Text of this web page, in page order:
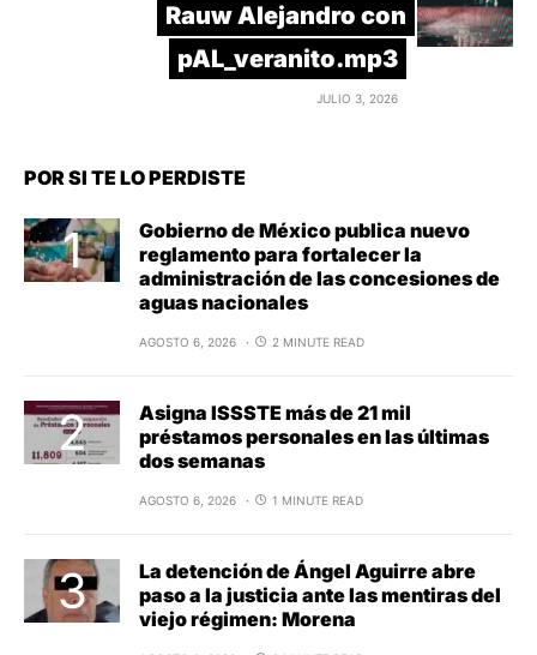
Rauw Alejandro con
pAL_veranito.mp3
JULIO 3, 2026
POR SI TE LO PERDISTE
Gobierno de México publica nuevo
reglamento para fortalecer la
administración de las concesiones de
aguas nacionales
AGOSTO 6, 2026 2 MINUTE READ
Asigna ISSSTE más de 21 mil
préstamos personales en las últimas
dos semanas
AGOSTO 6, 2026 1 MINUTE READ
La detención de Ángel Aguirre abre
paso a la justicia ante las mentiras del
viejo régimen: Morena